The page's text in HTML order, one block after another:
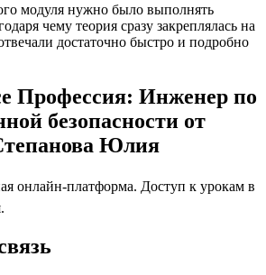
модуля нужно было выполнять
чему теория сразу закреплялась на
достаточно быстро и подробно
Профессия: Инженер по
безопасности от
Юлия
онлайн-платформа. Доступ к урокам в